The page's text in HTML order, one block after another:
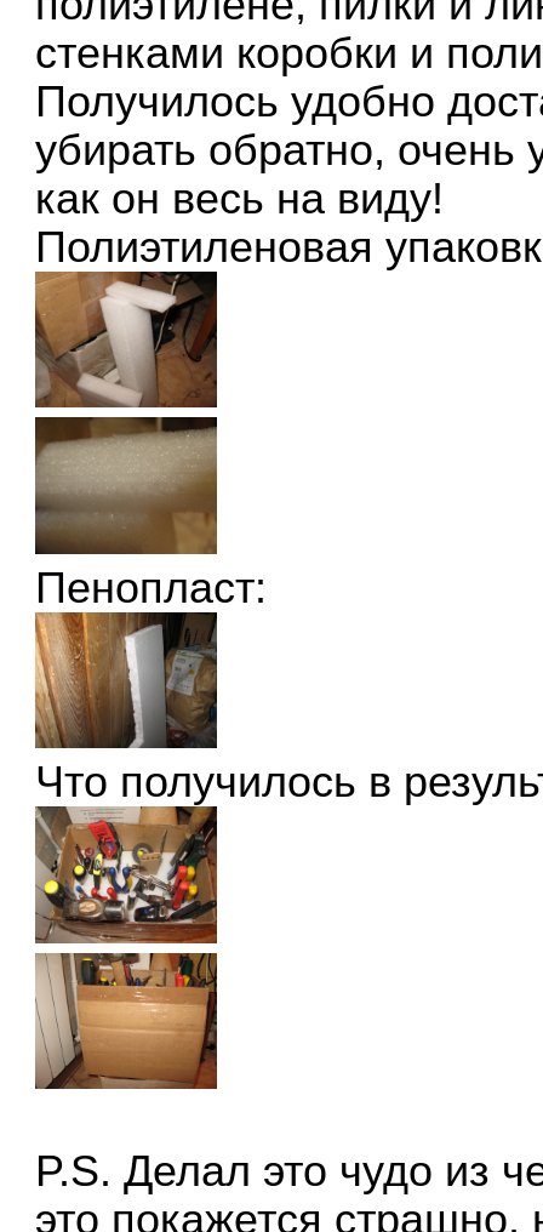
стенками коробки и
Получилось удобно
убирать обратно, очень
как он весь на виду!
Полиэтиленовая
Пенопласт:
Что получилось в
P.S. Делал это чудо из
это покажется страшно,